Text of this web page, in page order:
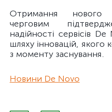
Отримання нового
черговим
надійності сервісів
шляху інновацій, якого
з моменту заснування.
Новини De Novo